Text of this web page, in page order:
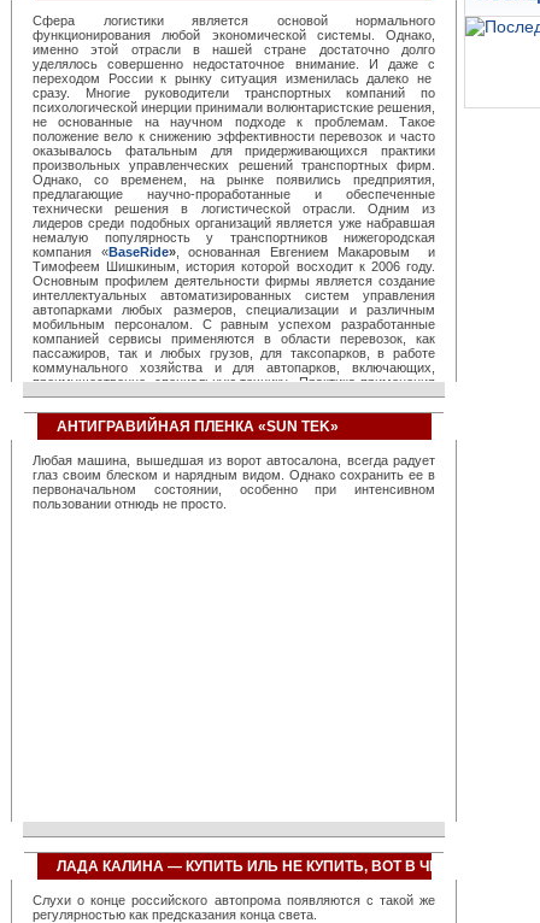
Сфера логистики является основой нормального
функционирования любой экономической системы. Однако,
именно этой отрасли в нашей стране достаточно долго
уделялось совершенно недостаточное внимание. И даже с
переходом России к рынку ситуация изменилась далеко не
сразу. Многие руководители транспортных компаний по
психологической инерции принимали волюнтаристские решения,
не основанные на научном подходе к проблемам. Такое
положение вело к снижению эффективности перевозок и часто
оказывалось фатальным для придерживающихся практики
произвольных управленческих решений транспортных фирм.
Однако, со временем, на рынке появились предприятия,
предлагающие научно-проработанные и обеспеченные
технически решения в логистической отрасли. Одним из
лидеров среди подобных организаций является уже набравшая
немалую популярность у транспортников нижегородская
компания «BaseRide», основанная Евгением Макаровым и
Тимофеем Шишкиным, история которой восходит к 2006 году.
Основным профилем деятельности фирмы является создание
интеллектуальных автоматизированных систем управления
автопарками любых размеров, специализации и различным
мобильным персоналом. С равным успехом разработанные
компанией сервисы применяются в области перевозок, как
пассажиров, так и любых грузов, для таксопарков, в работе
коммунального хозяйства и для автопарков, включающих,
преимущественно, специальную технику. Практика применения
систем, созданных фирмой, позволяет повысить
эффективность работы любой транспортной организации,
примерно, на 40 процентов. Достаточно сказать, что всего один
диспетчер с их помощью оказывается в состоянии
контролировать около тысячи автомобилей. При этом резко
снижается количество нарушений на трассах, значительно
повышается общая дисциплина вождения и перевозок.
Компанией создано сразу несколько сервисов, использующих
«облачную» технологию, позволяющих полностью перекрыть
АНТИГРАВИЙНАЯ ПЛЕНКА «SUN TEK»
Любая машина, вышедшая из ворот автосалона, всегда радует
глаз своим блеском и нарядным видом. Однако сохранить ее в
первоначальном состоянии, особенно при интенсивном
пользовании отнюдь не просто.
ЛАДА КАЛИНА — КУПИТЬ ИЛЬ НЕ КУПИТЬ, ВОТ В ЧЕМ ВОПРОС?
Слухи о конце российского автопрома появляются с такой же
регулярностью как предсказания конца света.